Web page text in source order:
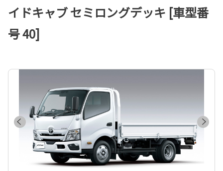
イドキャブ セミロングデッキ [車型番
号 40]